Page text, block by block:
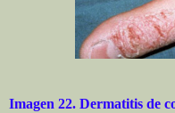
Imagen 22. Dermatitis de